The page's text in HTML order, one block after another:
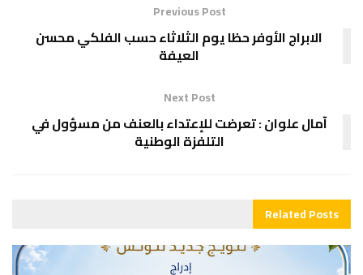
Previous Post
الابراج الأوفر حظا يوم الثلاثاء حسب الفلكي محسن
العيفة
Next Post
آمال علوان : تعرضت للإعتداء بالعنف من مسؤول في
التلفزة الوطنية
RelatedPosts